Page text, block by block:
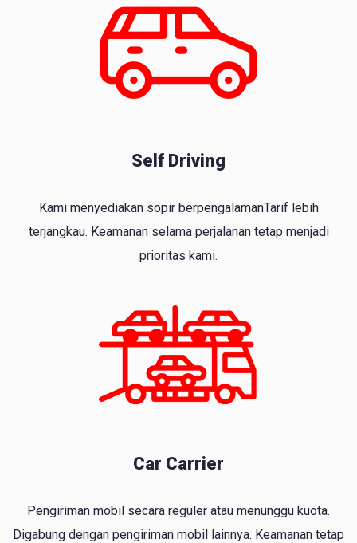
Self Driving
Kami menyediakan sopir berpengalamanTarif lebih
terjangkau. Keamanan selama perjalanan tetap menjadi
prioritas kami.
Car Carrier
Pengiriman mobil secara reguler atau menunggu kuota.
Digabung dengan pengiriman mobil lainnya. Keamanan tetap